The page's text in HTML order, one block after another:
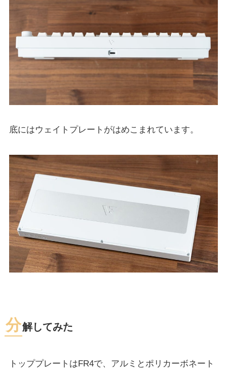
底にはウェイトプレートがはめこまれています。
分解してみた
トッププレートはFR4で、アルミとポリカーボネート